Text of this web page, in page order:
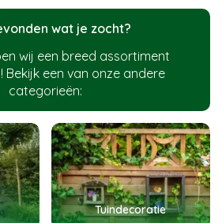
wat je zocht?
wij een breed assortiment
Bekijk een van onze andere
categorieën:
Tuindecoratie